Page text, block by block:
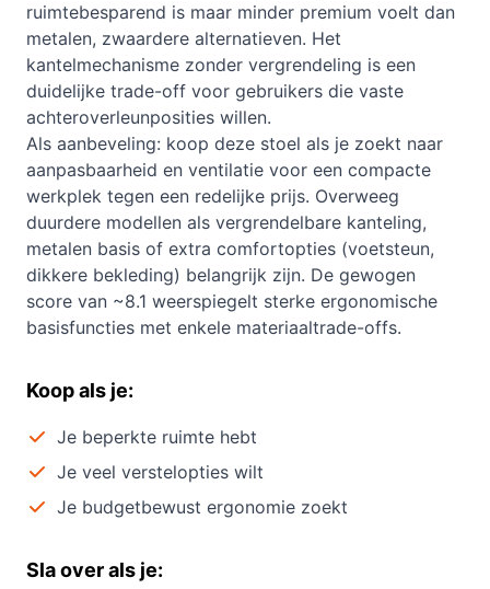
ruimtebesparend is maar minder premium voelt dan
metalen, zwaardere alternatieven. Het
kantelmechanisme zonder vergrendeling is een
duidelijke trade-off voor gebruikers die vaste
achteroverleunposities willen.
Als aanbeveling: koop deze stoel als je zoekt naar
aanpasbaarheid en ventilatie voor een compacte
werkplek tegen een redelijke prijs. Overweeg
duurdere modellen als vergrendelbare kanteling,
metalen basis of extra comfortopties (voetsteun,
dikkere bekleding) belangrijk zijn. De gewogen
score van ~8.1 weerspiegelt sterke ergonomische
basisfuncties met enkele materiaaltrade-offs.
Koop als je:
Je beperkte ruimte hebt
Je veel verstelopties wilt
Je budgetbewust ergonomie zoekt
Sla over als je: